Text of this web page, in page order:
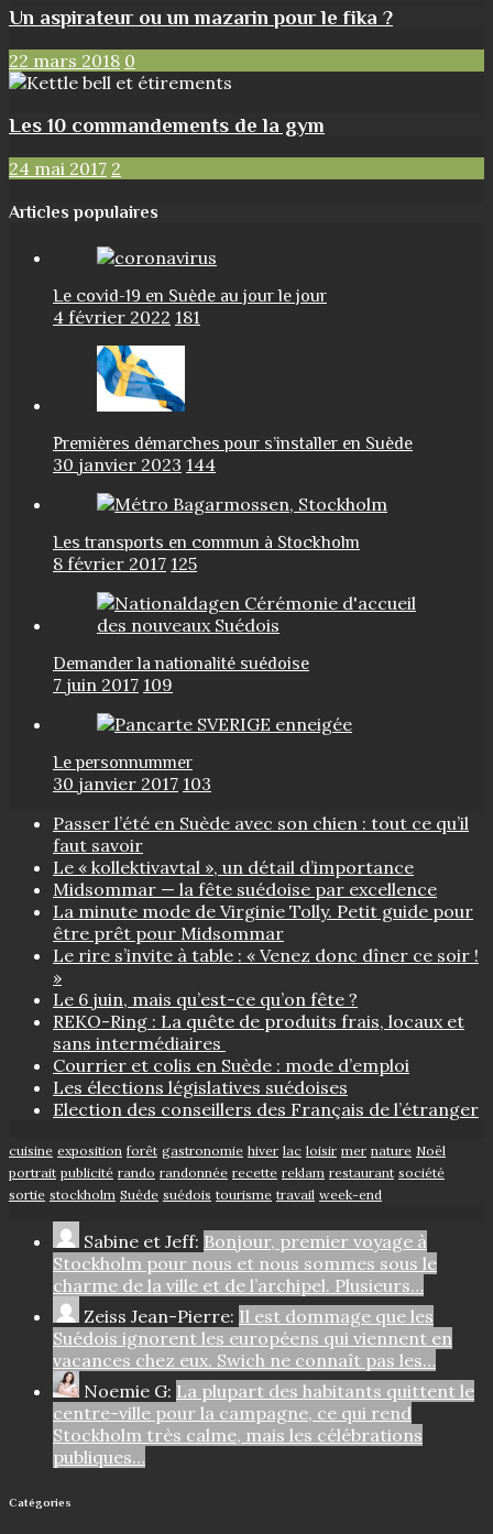
Un aspirateur ou un mazarin pour le fika ?
22 mars 2018 0
Les 10 commandements de la gym
24 mai 2017 2
Articles populaires
Le covid-19 en Suède au jour le jour
4 février 2022 181
Premières démarches pour s’installer en Suède
30 janvier 2023 144
Les transports en commun à Stockholm
8 février 2017 125
Demander la nationalité suédoise
7 juin 2017 109
Le personnummer
30 janvier 2017 103
Passer l’été en Suède avec son chien : tout ce qu’il
faut savoir
Le « kollektivavtal », un détail d’importance
Midsommar — la fête suédoise par excellence
La minute mode de Virginie Tolly. Petit guide pour
être prêt pour Midsommar
Le rire s’invite à table : « Venez donc dîner ce soir !
»
Le 6 juin, mais qu’est-ce qu’on fête ?
REKO-Ring : La quête de produits frais, locaux et
sans intermédiaires
Courrier et colis en Suède : mode d’emploi
Les élections législatives suédoises
Election des conseillers des Français de l’étranger
cuisine exposition forêt gastronomie hiver lac loisir mer nature Noël
portrait publicité rando randonnée recette reklam restaurant société
sortie stockholm Suède suédois tourisme travail week-end
Sabine et Jeff: Bonjour, premier voyage à
Stockholm pour nous et nous sommes sous le
charme de la ville et de l’archipel. Plusieurs…
Zeiss Jean-Pierre: Il est dommage que les
Suédois ignorent les européens qui viennent en
vacances chez eux. Swich ne connaît pas les…
Noemie G: La plupart des habitants quittent le
centre-ville pour la campagne, ce qui rend
Stockholm très calme, mais les célébrations
publiques…
Catégories